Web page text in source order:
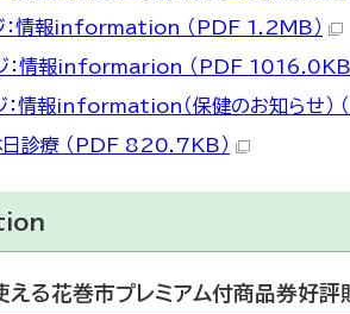
：情報information （PDF 1.2MB）
：情報informarion （PDF 1016.0KB
情報information（保健のお知らせ）
日診療 （PDF 820.7KB）
る花巻市プレミアム付商品券好評